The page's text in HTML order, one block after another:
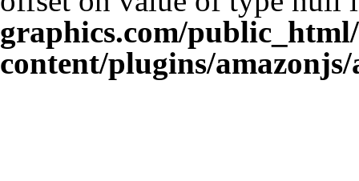
graphics.com/
content/plugins/